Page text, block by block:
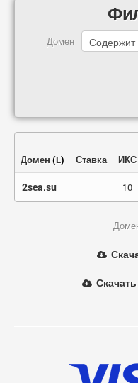
Домен
Домен (L) Ставка ИКС
2sea.su 10